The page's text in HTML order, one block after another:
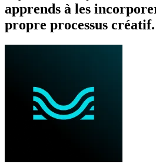
apprends à les
propre processus créatif.